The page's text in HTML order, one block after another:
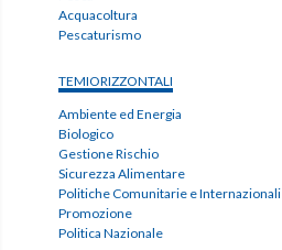
Acquacoltura
Pescaturismo
TEMIORIZZONTALI
Ambiente ed Energia
Biologico
Gestione Rischio
Sicurezza Alimentare
Politiche Comunitarie e Internazionali
Promozione
Politica Nazionale